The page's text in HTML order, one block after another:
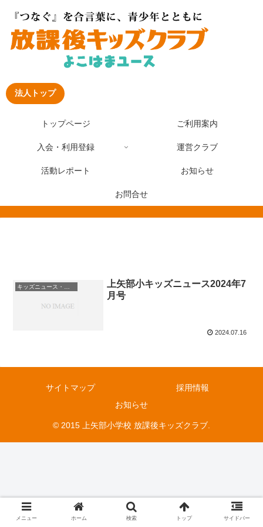
法人トップ
トップページ ご利用案内
入会・利用登録 運営クラブ
活動レポート お知らせ
お問合せ
キッズニュース・お知らせ
上矢部小キッズニュース2024年7
月号
2024.07.16
サイトマップ
採用情報
お知らせ
© 2015 上矢部小学校 放課後キッズクラブ.
メニュー ホーム 検索 トップ サイドバー